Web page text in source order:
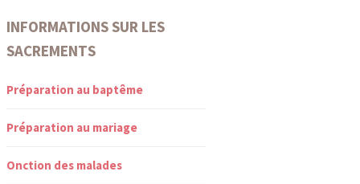
INFORMATIONS SUR LES
SACREMENTS
Préparation au baptême
Préparation au mariage
Onction des malades